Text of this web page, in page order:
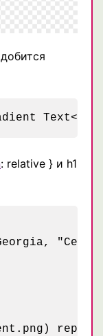
: relative } и h1